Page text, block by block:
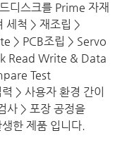
디스크를 Prime 자재
세척 > 재조립 >
> PCB조립 > Servo
Read Write & Data
Test
> 사용자 환경 간이
사 > 포장 공정을
한 제품 입니다.